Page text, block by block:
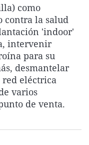
La rosa de los vientos
Gente viajera
Como el perro y el
Caso
Retornados
Equipo de
Operación Viuda
Extremadura
Galicia
La Rioja
Navarra
País Vasco
Virales
Televisión
Elecciones
como
contra la salud
'indoor'
intervenir
para su
desmantelar
eléctrica
varios
de venta.